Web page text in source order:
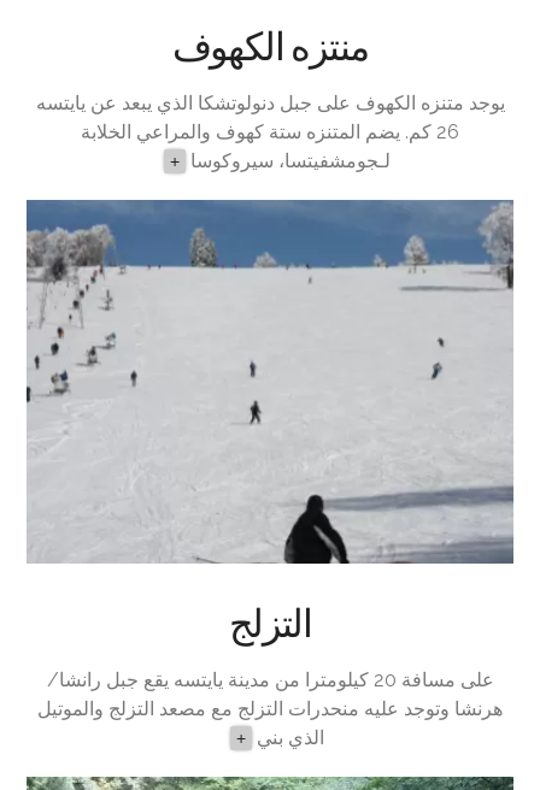
منتزه الكهوف
يوجد متنزه الكهوف على جبل دنولوتشكا الذي يبعد عن يايتسه
26 كم. يضم المتنزه ستة كهوف والمراعي الخلابة
لـجومشفيتسا، سيروكوسا
+
التزلج
على مسافة 20 كيلومترا من مدينة يايتسه يقع جبل رانشا/
هرنشا وتوجد عليه منحدرات التزلج مع مصعد التزلج والموتيل
الذي بني
+